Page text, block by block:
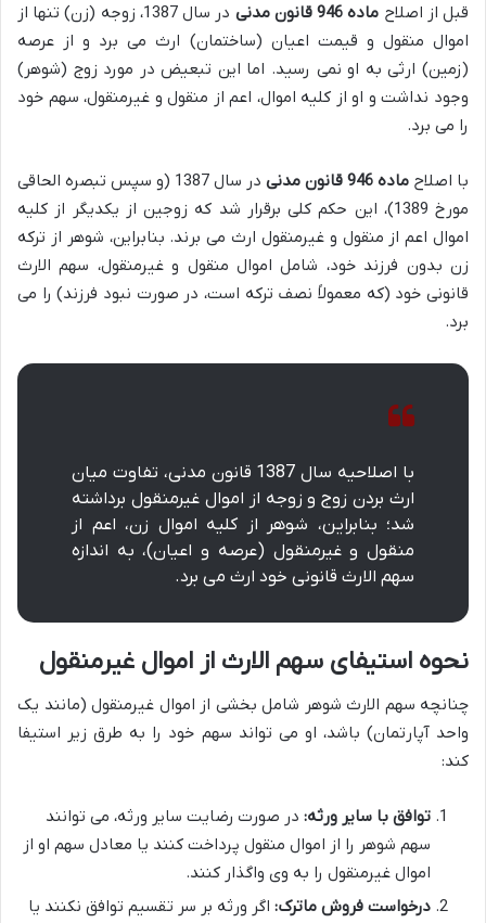
قبل از اصلاح ماده 946 قانون مدنی
در سال 1387، زوجه (زن) تنها از
اموال منقول و قیمت اعیان (ساختمان) ارث می برد و از عرصه
(زمین) ارثی به او نمی رسید. اما این تبعیض در مورد زوج (شوهر)
وجود نداشت و او از کلیه اموال، اعم از منقول و غیرمنقول، سهم خود
را می برد.
با اصلاح ماده 946 قانون مدنی
در سال 1387 (و سپس تبصره الحاقی
مورخ 1389)، این حکم کلی برقرار شد که زوجین از یکدیگر از کلیه
اموال اعم از منقول و غیرمنقول ارث می برند. بنابراین، شوهر از ترکه
زن بدون فرزند خود، شامل اموال منقول و غیرمنقول، سهم الارث
قانونی خود (که معمولاً نصف ترکه است، در صورت نبود فرزند) را می
برد.
با اصلاحیه سال 1387 قانون مدنی، تفاوت میان
ارث بردن زوج و زوجه از اموال غیرمنقول برداشته
شد؛ بنابراین، شوهر از کلیه اموال زن، اعم از
منقول و غیرمنقول (عرصه و اعیان)، به اندازه
سهم الارث قانونی خود ارث می برد.
نحوه استیفای سهم الارث از اموال غیرمنقول
چنانچه سهم الارث شوهر شامل بخشی از اموال غیرمنقول (مانند یک
واحد آپارتمان) باشد، او می تواند سهم خود را به طرق زیر استیفا
کند:
توافق با سایر ورثه: در صورت رضایت سایر ورثه، می توانند
سهم شوهر را از اموال منقول پرداخت کنند یا معادل سهم او از
اموال غیرمنقول را به وی واگذار کنند.
درخواست فروش ماترک: اگر ورثه بر سر تقسیم توافق نکنند یا